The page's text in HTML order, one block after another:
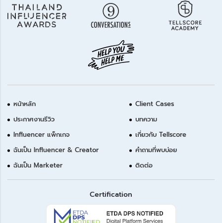
หน้าหลัก
ประกาศงานรีวิว
Influencer แพ็กเกจ
ฉันเป็น Influencer & Creator
ฉันเป็น Marketer
Client Cases
บทความ
เกี่ยวกับ Tellscore
คำถามที่พบบ่อย
ติดต่อ
Certification